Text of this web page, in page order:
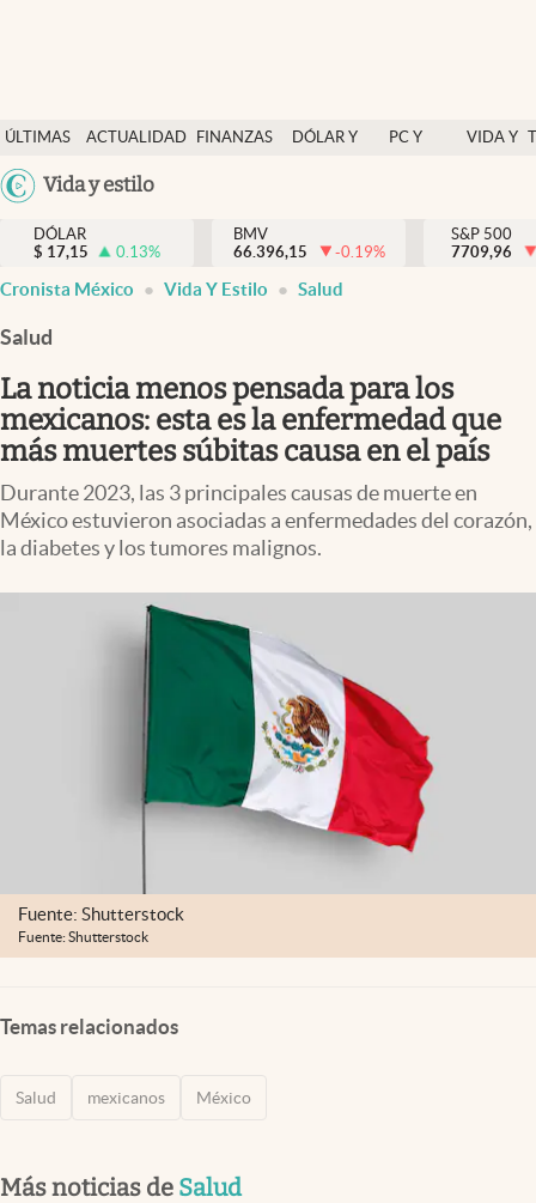
ÚLTIMAS
NOTICIAS
ACTUALIDAD
FINANZAS
DÓLAR Y
PC Y
VIDA Y
México
Vida y estilo
Actualidad
Finanzas y economía
Dólar y mercados
Pc y celular
Vida y estilo
Tv
Clima
Espiritualidad
DÓLAR
$ 17,15 0.13%
BMV
66.396,15
-0.19%
S&P 500
7709,96
Cronista México Vida Y Estilo Salud
Salud
La noticia menos pensada para los
mexicanos: esta es la enfermedad que
más muertes súbitas causa en el país
Durante 2023, las 3 principales causas de muerte en
México estuvieron asociadas a enfermedades del corazón,
la diabetes y los tumores malignos.
Fuente: Shutterstock
Fuente: Shutterstock
Temas relacionados
Salud mexicanos México
Más noticias de Salud